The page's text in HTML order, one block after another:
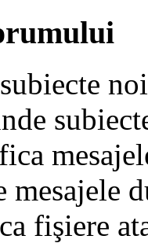
mesajele
fişiere